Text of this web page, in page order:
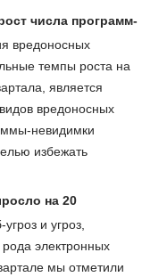
числа программ-
вредоносных
темпы роста на
является
вредоносных
невидимки
избежать
на 20
и угроз,
электронных
мы отметили